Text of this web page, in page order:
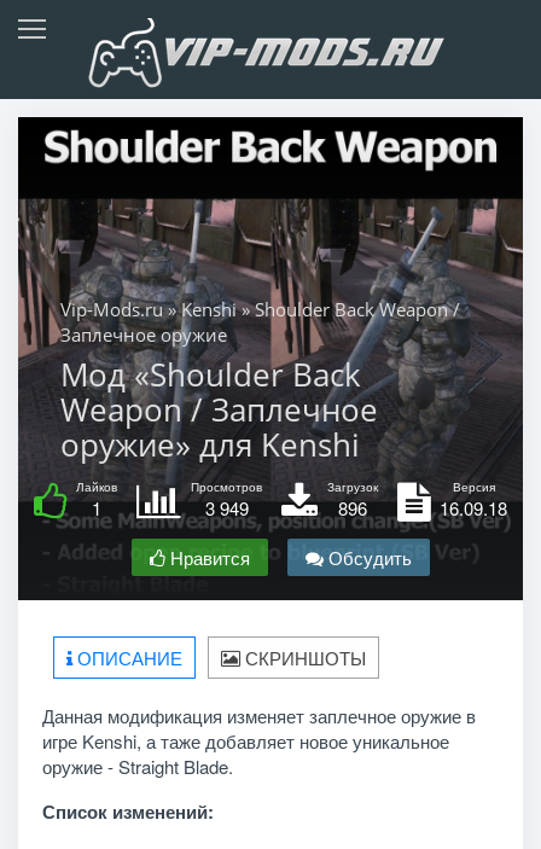
Vip-Mods.ru»Kenshi» Shoulder Back Weapon /
Заплечное оружие
Мод «Shoulder Back
Weapon / Заплечное
оружие» для Kenshi
Лайков
1
Просмотров
3 949
Загрузок
896
Версия
16.09.18
Нравится
Обсудить
ОПИСАНИЕ СКРИНШОТЫ
Данная модификация изменяет заплечное оружие в
игре Kenshi, а таже добавляет новое уникальное
оружие - Straight Blade.
Список изменений: